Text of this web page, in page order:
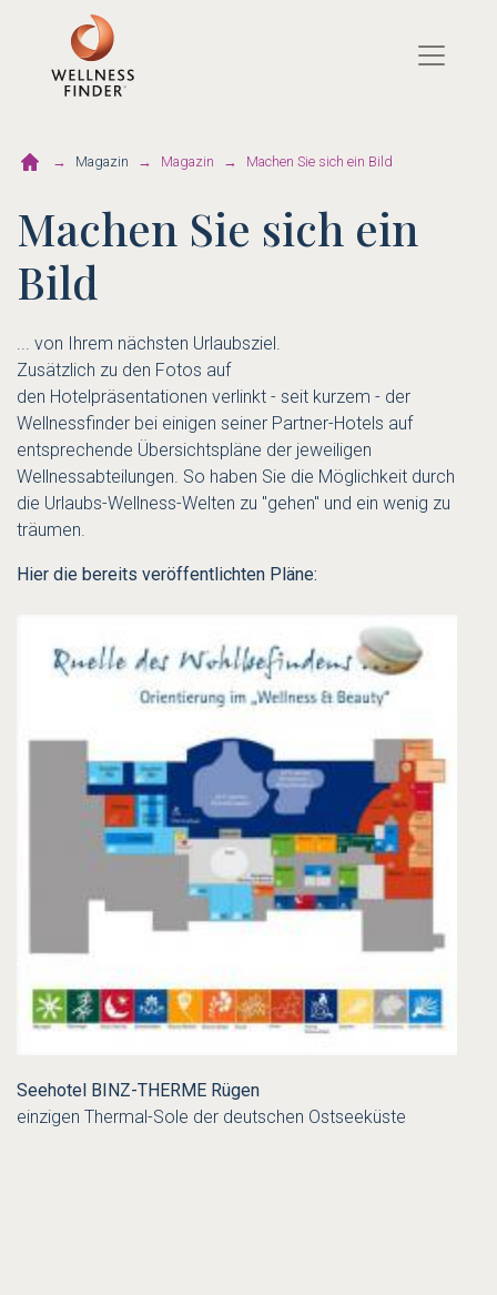
Magazin Magazin Machen Sie sich ein Bild
Machen Sie sich ein
Bild
... von Ihrem nächsten Urlaubsziel.
Zusätzlich zu den Fotos auf
den Hotelpräsentationen verlinkt - seit kurzem - der
Wellnessfinder bei einigen seiner Partner-Hotels auf
entsprechende Übersichtspläne der jeweiligen
Wellnessabteilungen. So haben Sie die Möglichkeit durch
die Urlaubs-Wellness-Welten zu "gehen" und ein wenig zu
träumen.
Hier die bereits veröffentlichten Pläne:
Seehotel BINZ-THERME Rügen
einzigen Thermal-Sole der deutschen Ostseeküste